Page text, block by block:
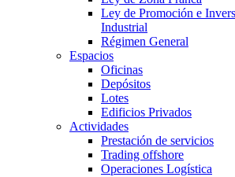
Ley de Promoción e
Industrial
Régimen General
Espacios
Oficinas
Depósitos
Lotes
Edificios Privados
Actividades
Prestación de servicios
Trading offshore
Operaciones Logística